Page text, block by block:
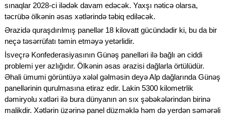
sınaqlar 2028-ci ilədək davam edəcək. Yaxşı nəticə olarsa,
təcrübə ölkənin əsas xətlərində təbiq ediləcək.
Ərazidə quraşdırılmış panellər 18 kilovatt gücündədir ki, bu da bir
neçə təsərrüfatı təmin etməyə yetərlidir.
İsveçrə Konfederasiyasının Günəş panelləri ilə bağlı ən ciddi
problemi yer azlığıdır. Ölkənin əsas ərazisi dağlarla örtülüdür.
Əhali ümumi görüntüyə xələl gəlməsin deyə Alp dağlarında Günəş
panellərinin qurulmasına etiraz edir. Lakin 5300 kilometrlik
dəmiryolu xətləri ilə bura dünyanın ən sıx şəbəkələrindən birinə
malikdir. Xətlərin üzərinə panel düzməklə həm də yerdən səmərəli